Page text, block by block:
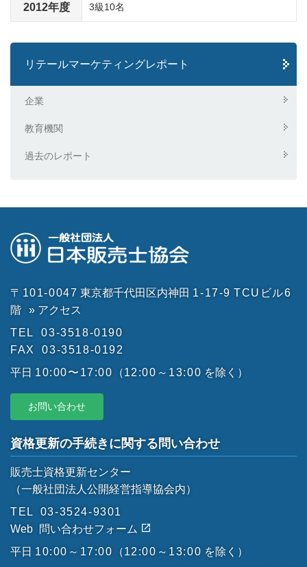
2012年度 3級10名
リテールマーケティングレポート
企業
教育機関
過去のレポート
〒101-0047 東京都千代田区内神田 1-17-9 TCUビル6
階
» アクセス
TEL
03-3518-0190
FAX
03-3518-0192
平日 10:00〜17:00 （12:00～13:00 を除く）
お問い合わせ
資格更新の手続きに関する問い合わせ
販売士資格更新センター
（一般社団法人公開経営指導協会内）
TEL
03-3524-9301
Web
問い合わせフォーム
平日 10:00～17:00 （12:00～13:00 を除く）